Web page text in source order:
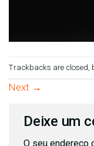
Trackbacks are closed,
Next →
Deixe um
O seu endereço